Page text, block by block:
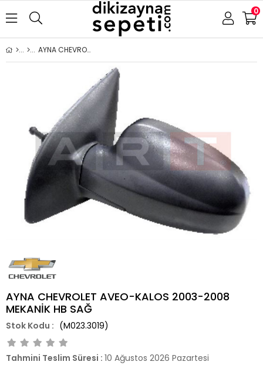
0
AYNA CHEVROLET AVEO-KALOS 2003-2008 MEKANİK HB SAĞ
AYNA CHEVROLET AVEO-KALOS 2003-2008
MEKANİK HB SAĞ
(M023.3019)
Tahmini Teslim Süresi : 10 Ağustos 2026 Pazartesi